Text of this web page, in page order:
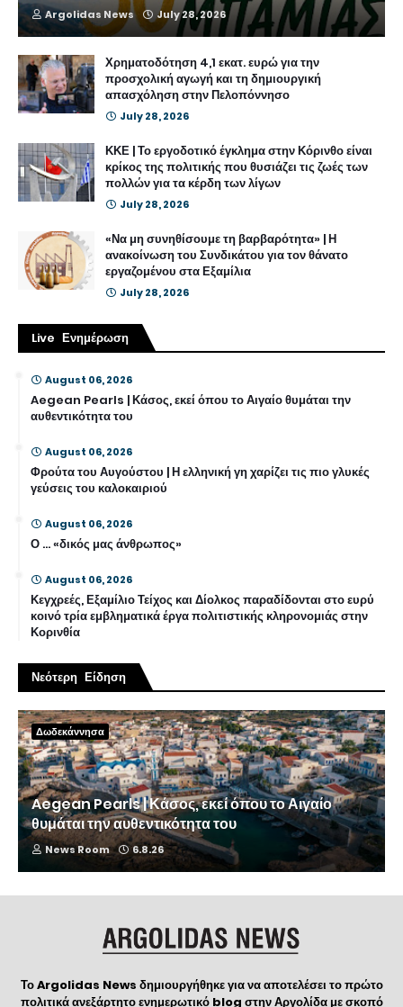
Argolidas News July 28, 2026
Χρηματοδότηση 4,1 εκατ. ευρώ για την
προσχολική αγωγή και τη δημιουργική
απασχόληση στην Πελοπόννησο
July 28, 2026
ΚΚΕ | Το εργοδοτικό έγκλημα στην Κόρινθο είναι
κρίκος της πολιτικής που θυσιάζει τις ζωές των
πολλών για τα κέρδη των λίγων
July 28, 2026
«Να μη συνηθίσουμε τη βαρβαρότητα» | Η
ανακοίνωση του Συνδικάτου για τον θάνατο
εργαζομένου στα Εξαμίλια
July 28, 2026
Live Ενημέρωση
August 06, 2026
Aegean Pearls | Κάσος, εκεί όπου το Αιγαίο θυμάται την
αυθεντικότητα του
August 06, 2026
Φρούτα του Αυγούστου | Η ελληνική γη χαρίζει τις πιο γλυκές
γεύσεις του καλοκαιριού
August 06, 2026
Ο … «δικός μας άνθρωπος»
August 06, 2026
Κεγχρεές, Εξαμίλιο Τείχος και Δίολκος παραδίδονται στο ευρύ
κοινό τρία εμβληματικά έργα πολιτιστικής κληρονομιάς στην
Κορινθία
Νεότερη Είδηση
Δωδεκάννησα
Aegean Pearls | Κάσος, εκεί όπου το Αιγαίο
θυμάται την αυθεντικότητα του
News Room 6.8.26
Το Argolidas News δημιουργήθηκε για να αποτελέσει το πρώτο
πολιτικά ανεξάρτητο ενημερωτικό blog στην Αργολίδα με σκοπό